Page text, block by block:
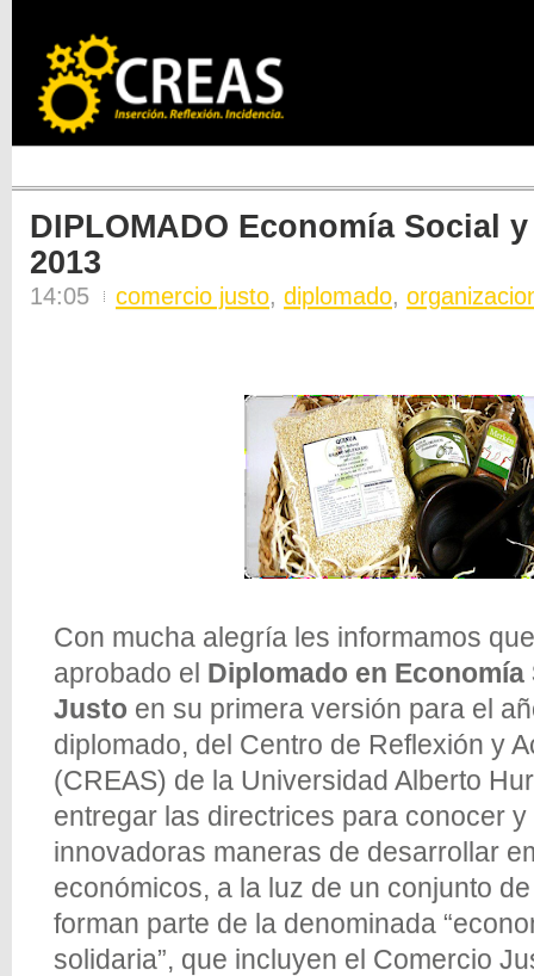
DIPLOMADO Economía Social
2013
14:05 comercio justo, diplomado,
Con mucha alegría les informamos
aprobado el Diplomado en
Justo en su primera versión para el
diplomado, del Centro de Reflexión y
(CREAS) de la Universidad Alberto
entregar las directrices para conocer
innovadoras maneras de desarrollar
económicos, a la luz de un conjunto
forman parte de la denominada
solidaria”, que incluyen el Comercio